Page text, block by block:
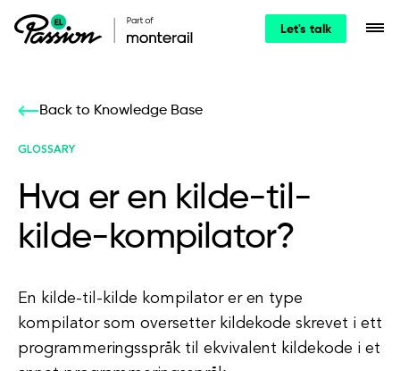
Let's talk
Back to Knowledge Base
GLOSSARY
Hva er en kilde-til-
kilde-kompilator?
En kilde-til-kilde kompilator er en type
kompilator som oversetter kildekode skrevet i ett
programmeringsspråk til ekvivalent kildekode i et